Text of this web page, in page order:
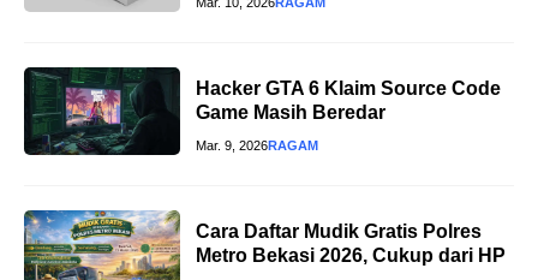
Hacker GTA 6 Klaim Source Code
Game Masih Beredar
Mar. 9, 2026RAGAM
Cara Daftar Mudik Gratis Polres
Metro Bekasi 2026, Cukup dari HP